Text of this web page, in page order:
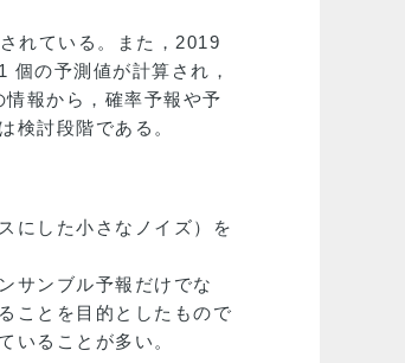
れている。また，2019
の予測値が計算され，
報から，確率予報や予
検討段階である。
にした小さなノイズ）を
サンブル予報だけでな
ことを目的としたもので
いることが多い。